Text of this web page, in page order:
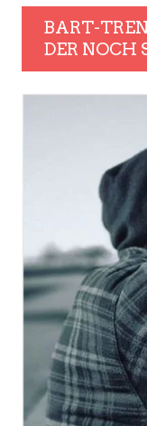
BART-
DER NOCH